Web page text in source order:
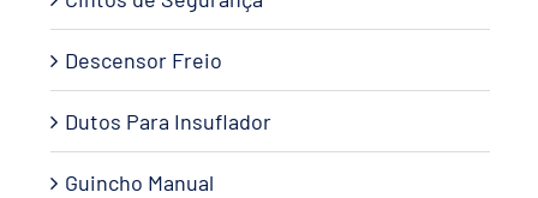
Descensor Freio
Dutos Para Insuflador
Guincho Manual